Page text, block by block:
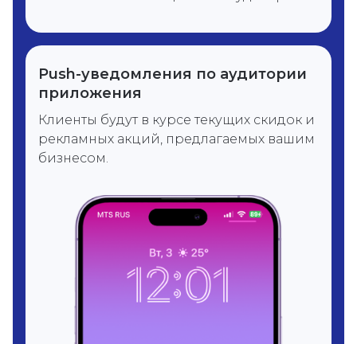
Push-уведомления по аудитории
приложения
Клиенты будут в курсе текущих скидок и
рекламных акций, предлагаемых вашим
бизнесом.